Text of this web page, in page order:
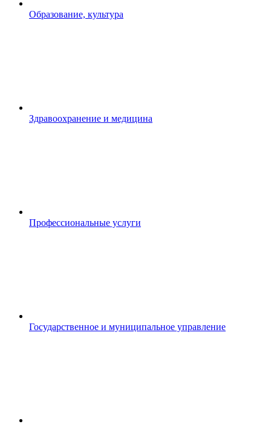
Образование, культура
Здравоохранение и медицина
Профессиональные услуги
Государственное и муниципальное управление